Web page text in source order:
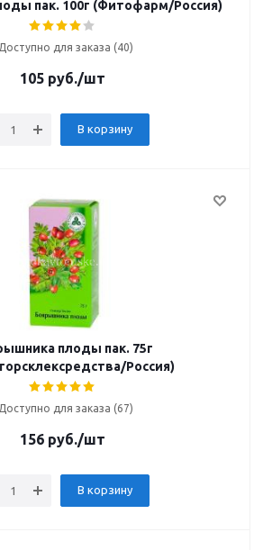
пак. 100г (Фитофарм/Россия)
Доступно для заказа (40)
105руб./шт
В корзину
плоды пак. 75г
Россия)
Доступно для заказа (67)
156руб./шт
В корзину